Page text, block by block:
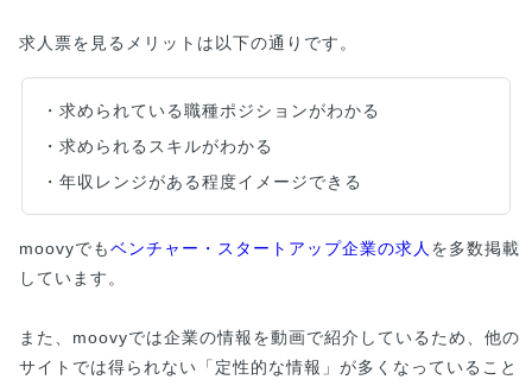
求人票を見るメリットは以下の通りです。
・求められている職種ポジションがわかる
・求められるスキルがわかる
・年収レンジがある程度イメージできる
moovyでもベンチャー・スタートアップ企業の求人 を多数掲載
しています。
また、moovyでは企業の情報を動画で紹介しているため、他の
サイトでは得られない「定性的な情報」が多くなっていること